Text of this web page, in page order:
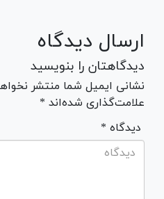
ارسال دیدگاه
دیدگاهتان را بنویسید
نشانی ایمیل شما منتشر
علامت‌گذاری شده‌اند *
* دیدگاه